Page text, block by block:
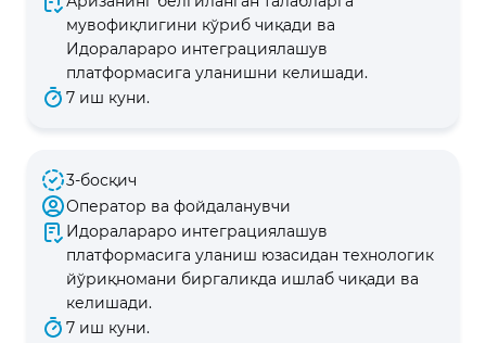
мувофиқлигини кўриб чиқади ва
Идоралараро интеграциялашув
платформасига уланишни келишади.
7 иш куни.
3-босқич
Оператор ва фойдаланувчи
Идоралараро интеграциялашув
платформасига уланиш юзасидан технологик
йўриқномани биргаликда ишлаб чиқади ва
келишади.
7 иш куни.